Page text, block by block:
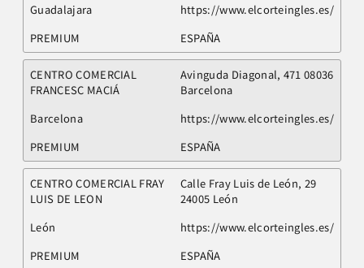
Guadalajara
https://www.elcorteingles.es/
PREMIUM
ESPAÑA
CENTRO COMERCIAL
FRANCESC MACIÁ
Avinguda Diagonal, 471 08036
Barcelona
Barcelona
https://www.elcorteingles.es/
PREMIUM
ESPAÑA
CENTRO COMERCIAL FRAY
LUIS DE LEON
Calle Fray Luis de León, 29
24005 León
León
https://www.elcorteingles.es/
PREMIUM
ESPAÑA